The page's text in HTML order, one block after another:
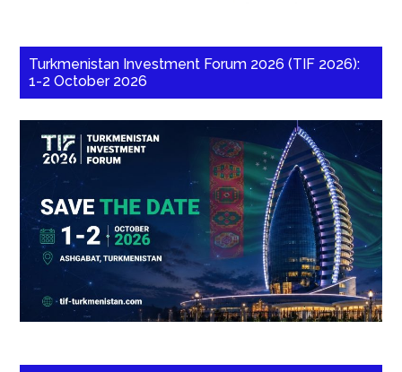
Turkmenistan Investment Forum 2026 (TIF 2026):
1-2 October 2026